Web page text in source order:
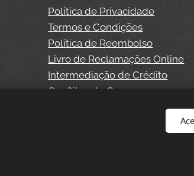
Política de Privacidade
Termos e Condições
Política de Reembolso
Livro de Reclamações Online
Intermediação de Crédito
Conflitos de Consumo